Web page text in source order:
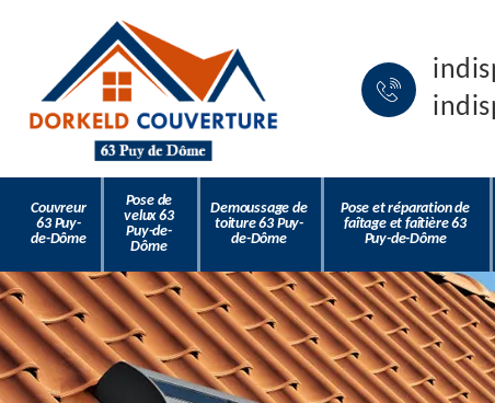
Couvreur
63 Puy-
de-Dôme
Pose de
velux 63
Puy-de-
Dôme
Demoussage de
toiture 63 Puy-
de-Dôme
Pose et réparation de
faîtage et faîtière 63
Puy-de-Dôme